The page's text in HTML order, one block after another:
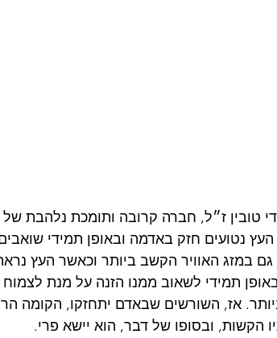
טובין ז״ל, חברה קרובה ותומכת נלהבת
העץ נטועים חזק באדמה ובאופן תמידי
גם במזג האוויר הקשב ביותר וכאשר העץ
תמידי לשאוב ממנו הזנה על מנת
אז, השורשים שבאדם יתחזקו, הקומה
הקשות, ובסופו של דבר, הוא יישא פרי.